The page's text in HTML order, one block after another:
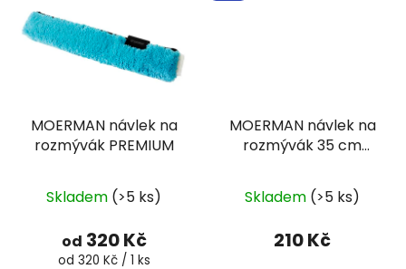
MOERMAN návlek na
rozmývák PREMIUM
hodnocení
produktu
je
Skladem (>5 ks)
od 320 Kč
Měrná
od 320 Kč / 1 ks
MOERMAN návlek na
rozmývák 35 cm
Skladem (>5 ks)
210 Kč